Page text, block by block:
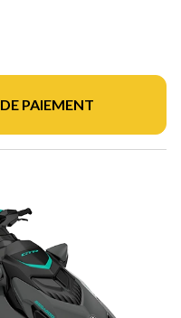
PAIEMENT